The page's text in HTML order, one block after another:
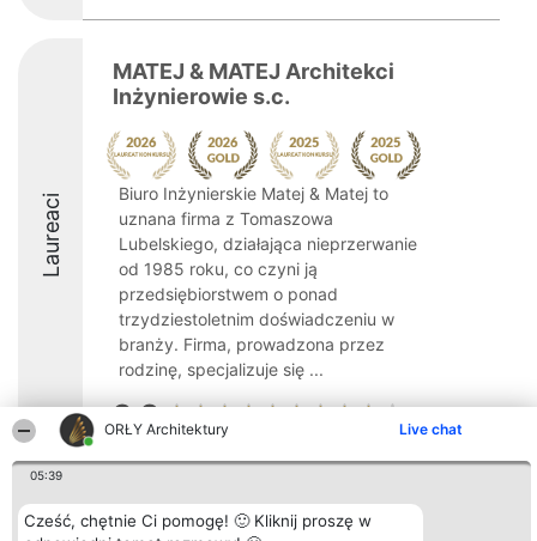
ORŁY Architektury Live chat
05:39
Cześć, chętnie Ci pomogę! 🙂 Kliknij proszę w
Laureaci
MATEJ & MATEJ Architekci
Inżynierowie s.c.
Biuro Inżynierskie Matej & Matej to
uznana firma z Tomaszowa
Lubelskiego, działająca nieprzerwanie
od 1985 roku, co czyni ją
przedsiębiorstwem o ponad
trzydziestoletnim doświadczeniu w
branży. Firma, prowadzona przez
rodzinę, specjalizuje się ...
9.2
Bright Side Solutions sp. z o.
Laureaci
Lista
Kontakt